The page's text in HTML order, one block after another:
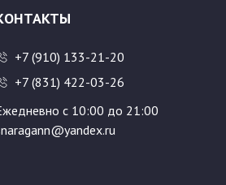
+7 (910) 133-21-20
+7 (831) 422-03-26
с 10:00 до 21:00